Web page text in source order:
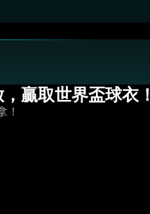
贏取世界盃球衣！
！